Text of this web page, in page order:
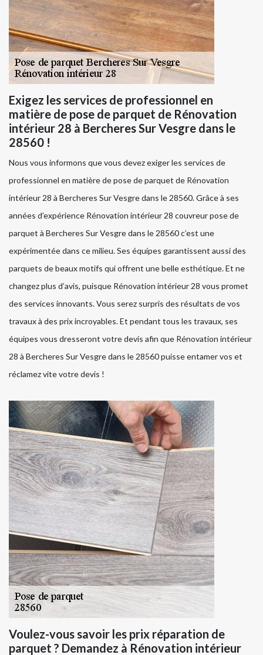
Exigez les services de professionnel en
matière de pose de parquet de Rénovation
intérieur 28 à Bercheres Sur Vesgre dans le
28560 !
Nous vous informons que vous devez exiger les services de
professionnel en matière de pose de parquet de Rénovation
intérieur 28 à Bercheres Sur Vesgre dans le 28560. Grâce à ses
années d’expérience Rénovation intérieur 28 couvreur pose de
parquet à Bercheres Sur Vesgre dans le 28560 c’est une
expérimentée dans ce milieu. Ses équipes garantissent aussi des
parquets de beaux motifs qui offrent une belle esthétique. Et ne
changez plus d’avis, puisque Rénovation intérieur 28 vous promet
des services innovants. Vous serez surpris des résultats de vos
travaux à des prix incroyables. Et pendant tous les travaux, ses
équipes vous dresseront votre devis afin que Rénovation intérieur
28 à Bercheres Sur Vesgre dans le 28560 puisse entamer vos et
réclamez vite votre devis !
Voulez-vous savoir les prix réparation de
parquet ? Demandez à Rénovation intérieur